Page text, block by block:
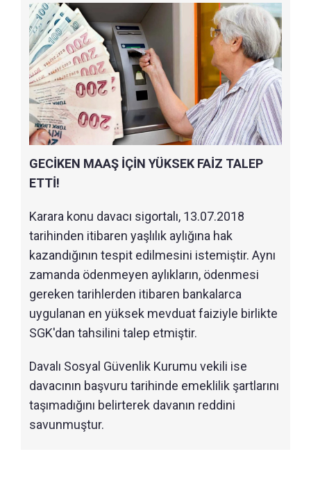
GECİKEN MAAŞ İÇİN YÜKSEK FAİZ TALEP
ETTİ!
Karara konu davacı sigortalı, 13.07.2018
tarihinden itibaren yaşlılık aylığına hak
kazandığının tespit edilmesini istemiştir. Aynı
zamanda ödenmeyen aylıkların, ödenmesi
gereken tarihlerden itibaren bankalarca
uygulanan en yüksek mevduat faiziyle birlikte
SGK'dan tahsilini talep etmiştir.
Davalı Sosyal Güvenlik Kurumu vekili ise
davacının başvuru tarihinde emeklilik şartlarını
taşımadığını belirterek davanın reddini
savunmuştur.